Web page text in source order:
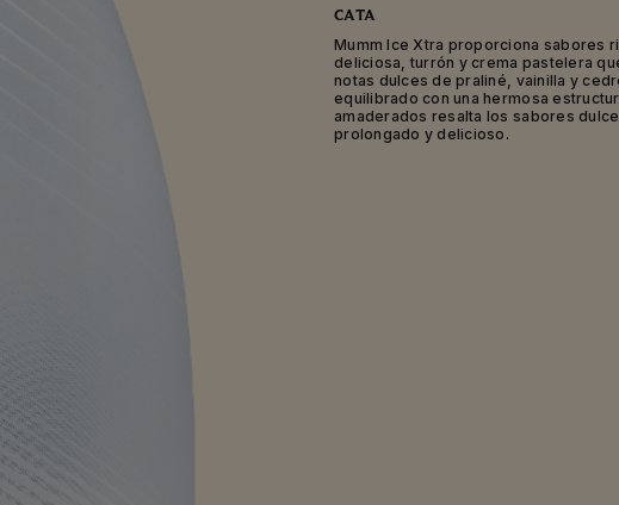
CATA
Mumm Ice Xtra proporciona sabores
deliciosa, turrón y crema pastelera
notas dulces de praliné, vainilla y
equilibrado con una hermosa
amaderados resalta los sabores
prolongado y delicioso.